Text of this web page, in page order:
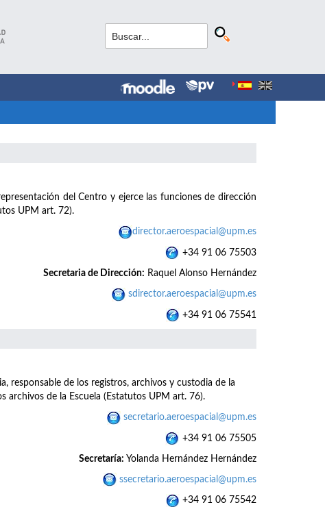
del Centro y ejerce las funciones de dirección
UPM art. 72).
director.aeroespacial@upm.es
+34 91 06 75503
Secretaria de Dirección: Raquel Alonso Hernández
sdirector.aeroespacial@upm.es
+34 91 06 75541
responsable de los registros, archivos y custodia de la
archivos de la Escuela (Estatutos UPM art. 76).
secretario.aeroespacial@upm.es
+34 91 06 75505
Secretaría: Yolanda Hernández Hernández
ssecretario.aeroespacial@upm.es
+34 91 06 75542